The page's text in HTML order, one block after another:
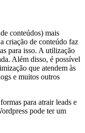
conteúdos) mais
criação de conteúdo faz
para isso. A utilização
Além disso, é possível
que atendem às
e muitos outros
para atrair leads e
pode ter um